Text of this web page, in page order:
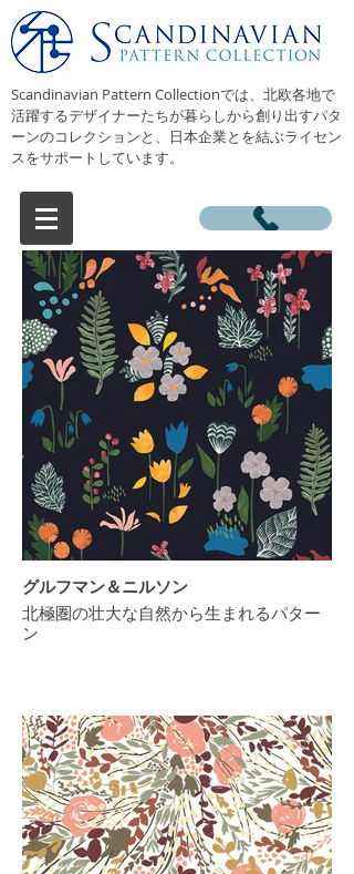
Scandinavian Pattern Collectionでは、北欧各地で
活躍するデザイナーたちが暮らしから創り出すパタ
ーンのコレクションと、日本企業とを結ぶライセン
スをサポートしています。
グルフマン＆ニルソン
北極圏の壮大な自然から生まれるパター
ン